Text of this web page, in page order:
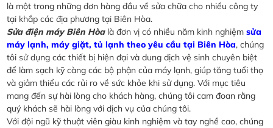
là một trong những đơn hàng đầu về sửa chữa cho nhiều công ty
tại khắp các địa phương tại Biên Hòa.
Sửa điện máy Biên Hòalà đơn vị có nhiều năm kinh nghiệmsửa
máy lạnh, máy giặt, tủ lạnh theo yêu cầu tại Biên Hòa, chúng
tôi sử dụng các thiết bị hiện đại và dung dịch vệ sinh chuyên biệt
để làm sạch kỹ càng các bộ phận của máy lạnh, giúp tăng tuổi thọ
và giảm thiểu các rủi ro về sức khỏe khi sử dụng. Với mục tiêu
mang đến sự hài lòng cho khách hàng, chúng tôi cam đoan rằng
quý khách sẽ hài lòng với dịch vụ của chúng tôi.
Với đội ngũ kỹ thuật viên giàu kinh nghiệm và tay nghề cao, chúng